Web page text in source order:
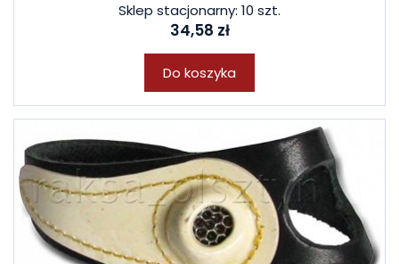
Sklep stacjonarny: 10 szt.
34,58 zł
Do koszyka